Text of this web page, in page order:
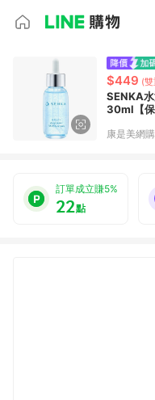
$449 (
SENKA
30ml【保
康是美網
訂單成立賺5%
22點